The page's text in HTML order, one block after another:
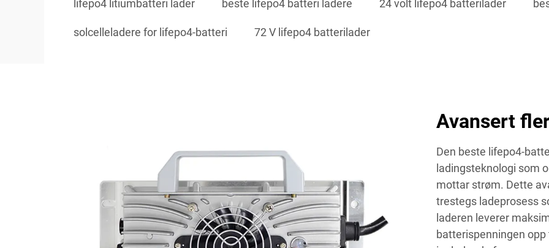
lifepo4 litiumbatteri lader beste lifepo4 batteri ladere 24 volt lifepo4 batterilader
solcelleladere for lifepo4-batteri 72 V lifepo4 batterilader
Avansert
Den beste lifepo4-
ladingsteknologi som
mottar strøm. Dette
trestegs ladeprosess
laderen leverer
batterispenningen